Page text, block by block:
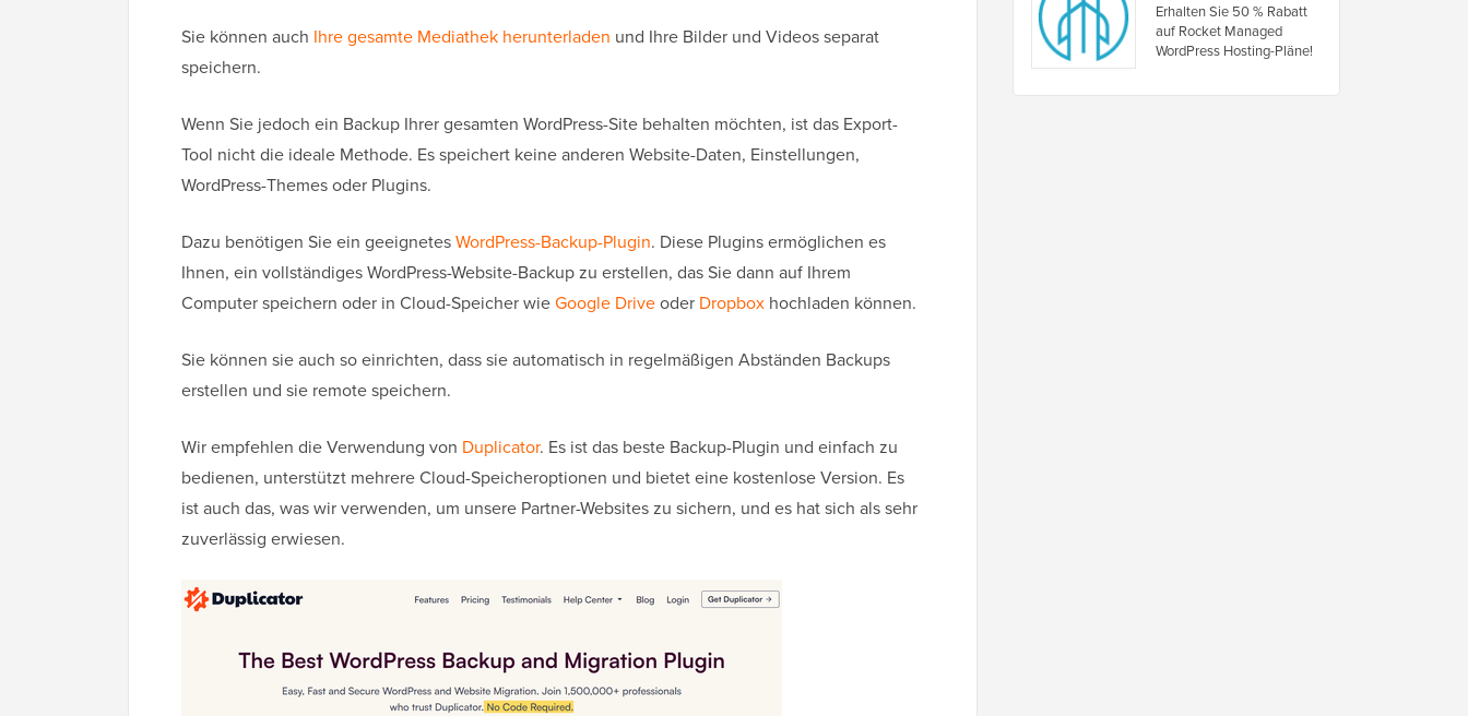
Sie können auch Ihre gesamte Mediathek herunterladen und Ihre Bilder und Videos separat
speichern.
Wenn Sie jedoch ein Backup Ihrer gesamten WordPress-Site behalten möchten, ist das Export-
Tool nicht die ideale Methode. Es speichert keine anderen Website-Daten, Einstellungen,
WordPress-Themes oder Plugins.
Dazu benötigen Sie ein geeignetesWordPress-Backup-Plugin. Diese Plugins ermöglichen es
Ihnen, ein vollständiges WordPress-Website-Backup zu erstellen, das Sie dann auf Ihrem
Computer speichern oder in Cloud-Speicher wieGoogle Driveoder Dropbox hochladen können.
Sie können sie auch so einrichten, dass sie automatisch in regelmäßigen Abständen Backups
erstellen und sie remote speichern.
Wir empfehlen die Verwendung von Duplicator. Es ist das beste Backup-Plugin und einfach zu
bedienen, unterstützt mehrere Cloud-Speicheroptionen und bietet eine kostenlose Version. Es
ist auch das, was wir verwenden, um unsere Partner-Websites zu sichern, und es hat sich als sehr
zuverlässig erwiesen.
Erhalten Sie 50 % Rabatt
auf Rocket Managed
WordPress Hosting-Pläne!